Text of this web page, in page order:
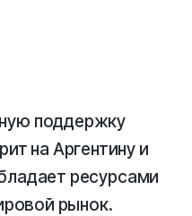
поддержку
на Аргентину и
ресурсами
рынок.